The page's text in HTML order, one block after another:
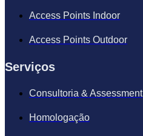
Access Points Indoor
Access Points Outdoor
Serviços
Consultoria & Assessment
Homologação